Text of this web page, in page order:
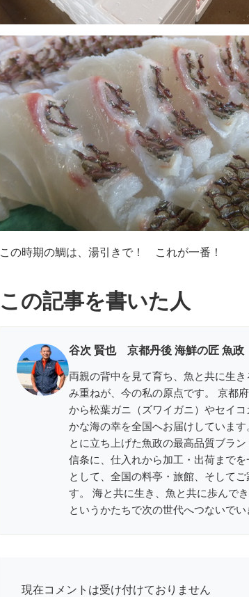
この時期の鯛は、湯引きで！ これが一番！
この記事を書いた人
谷次 賢也 京都丹後 海鮮の匠 魚
両親の背中を見て育ち、魚と共に生
み重ねが、今の私の原点です。 京都
から松葉ガニ（ズワイガニ）やセイ
かな海の幸を全国へお届けしていま
とに立ち上げた魚政の最高品質ブラ
信条に、仕入れから加工・出荷まで
として、全国の料亭・旅館、そして
す。 海と共に生き、魚と共に歩んで
というかたちで次の世代へつないでい
現在コメントは受け付けておりません